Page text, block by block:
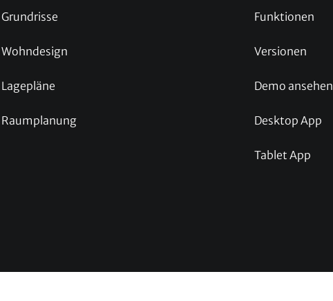
Grundrisse
Wohndesign
Lagepläne
Raumplanung
Funktionen
Versionen
Demo ansehen
Desktop App
Tablet App